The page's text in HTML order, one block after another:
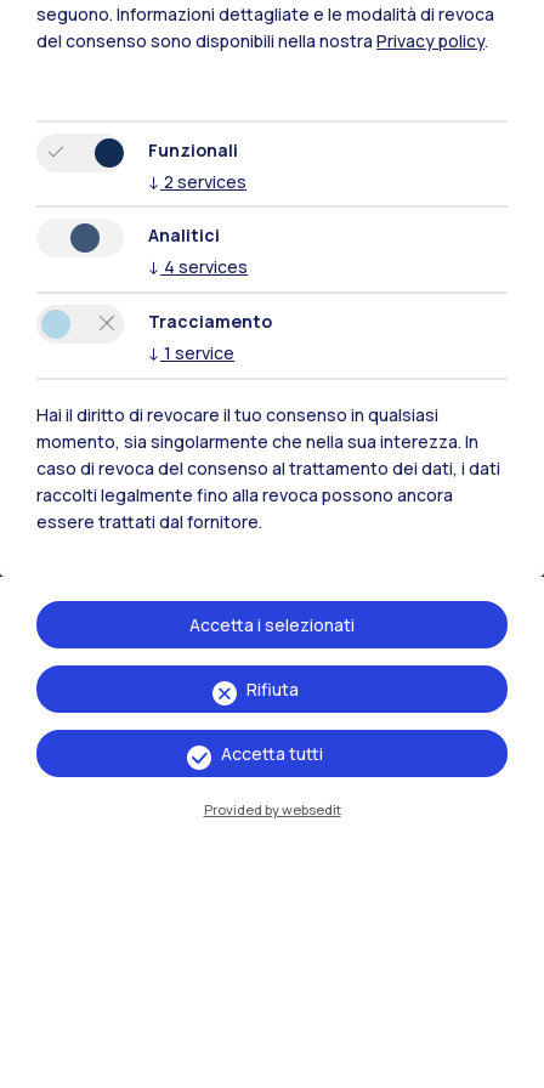
Residenze Frontiere
Sedi
Milano Leonardo
Milano Bovisa
Lecco
Mantova
Piacenza
seguono. Informazioni dettagliate e le modalità di revoca
del consenso sono disponibili nella nostra Privacy policy.
Funzionali
↓ 2 services
Analitici
↓ 4 services
Tracciamento
↓ 1 service
Hai il diritto di revocare il tuo consenso in qualsiasi
momento, sia singolarmente che nella sua interezza. In
caso di revoca del consenso al trattamento dei dati, i dati
raccolti legalmente fino alla revoca possono ancora
essere trattati dal fornitore.
Rifiuta
Accetta i selezionati
Accetta tutti
Provided by websedit